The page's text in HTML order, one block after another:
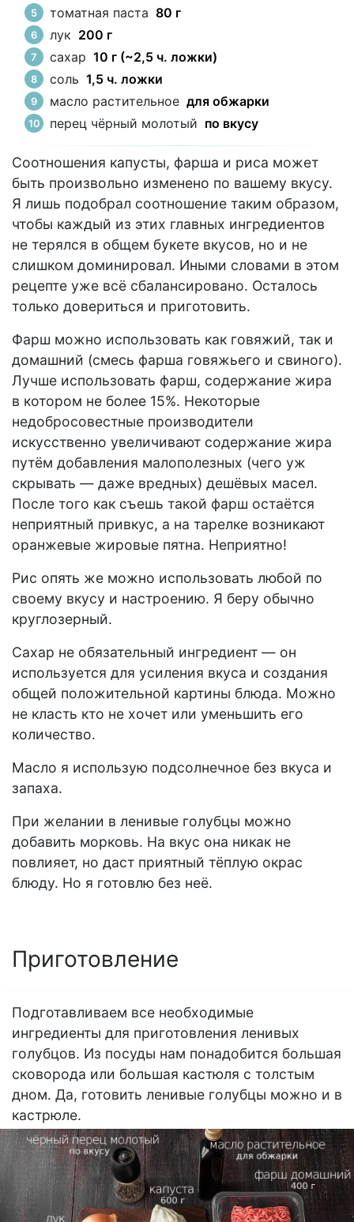
томатная паста 80 г
лук 200 г
сахар 10 г (~2,5 ч. ложки)
соль 1,5 ч. ложки
масло растительное для обжарки
перец чёрный молотый по вкусу
Соотношения капусты, фарша и риса может
быть произвольно изменено по вашему вкусу.
Я лишь подобрал соотношение таким образом,
чтобы каждый из этих главных ингредиентов
не терялся в общем букете вкусов, но и не
слишком доминировал. Иными словами в этом
рецепте уже всё сбалансировано. Осталось
только довериться и приготовить.
Фарш можно использовать как говяжий, так и
домашний (смесь фарша говяжьего и свиного).
Лучше использовать фарш, содержание жира
в котором не более 15%. Некоторые
недобросовестные производители
искусственно увеличивают содержание жира
путём добавления малополезных (чего уж
скрывать — даже вредных) дешёвых масел.
После того как съешь такой фарш остаётся
неприятный привкус, а на тарелке возникают
оранжевые жировые пятна. Неприятно!
Рис опять же можно использовать любой по
своему вкусу и настроению. Я беру обычно
круглозерный.
Сахар не обязательный ингредиент — он
используется для усиления вкуса и создания
общей положительной картины блюда. Можно
не класть кто не хочет или уменьшить его
количество.
Масло я использую подсолнечное без вкуса и
запаха.
При желании в ленивые голубцы можно
добавить морковь. На вкус она никак не
повлияет, но даст приятный тёплую окрас
блюду. Но я готовлю без неё.
Приготовление
Подготавливаем все необходимые
ингредиенты для приготовления ленивых
голубцов. Из посуды нам понадобится большая
сковорода или большая кастюля с толстым
дном. Да, готовить ленивые голубцы можно и в
кастрюле.